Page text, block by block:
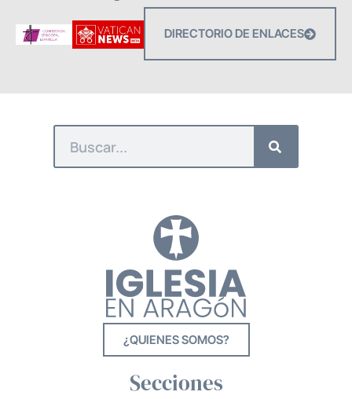
DIRECTORIO DE ENLACES
¿QUIENES SOMOS?
Secciones